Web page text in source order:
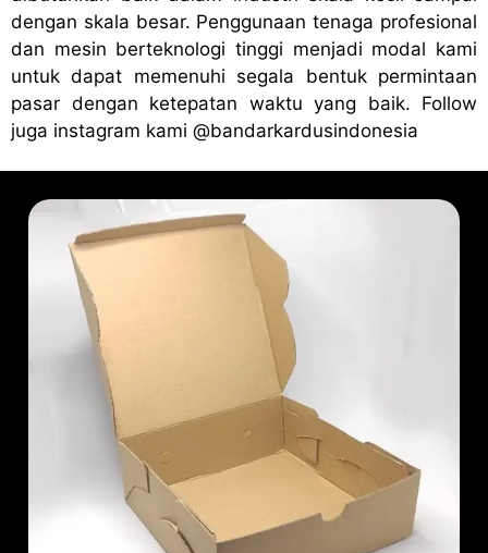
dengan skala besar. Penggunaan tenaga profesional
dan mesin berteknologi tinggi menjadi modal kami
untuk dapat memenuhi segala bentuk permintaan
pasar dengan ketepatan waktu yang baik. Follow
juga instagram kami @bandarkardusindonesia